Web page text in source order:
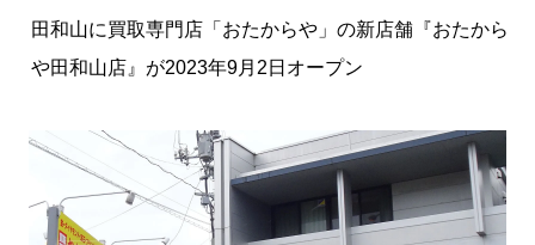
田和山に買取専門店「おたからや」の新店舗『おたから
や田和山店』が2023年9月2日オープン